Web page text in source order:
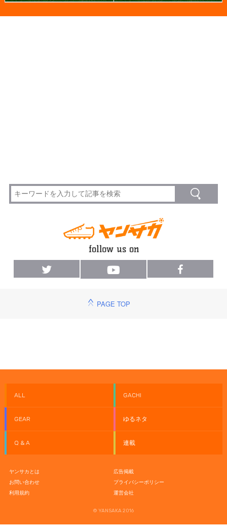
PAGE TOP
ALL GACHI
GEAR ゆるネタ
Q & A 連載
ヤンサカとは
広告掲載
お問い合わせ
プライバシーポリシー
利用規約
運営会社
© YANSAKA 2016